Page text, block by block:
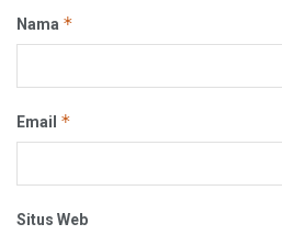
Nama *
Email *
Situs Web